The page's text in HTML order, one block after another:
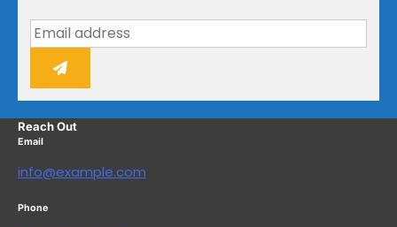
Reach Out
Email
info@example.com
Phone